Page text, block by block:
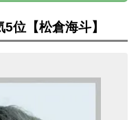
ジャニーズクイズ部
部亮平さんをキャプテンと
位【松倉海斗】